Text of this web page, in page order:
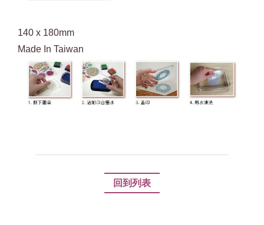
140 x 180mm
Made In Taiwan
回到列表